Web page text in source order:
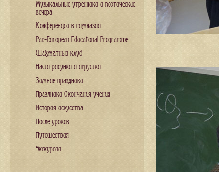
Музыкальные утренники и поэтические
вечера
Конференции в гимназии
Pan-European Educational Programme
Шахматный клуб
Наши рисунки и игрушки
Зимние праздники
Праздники Окончания учения
История искусства
После уроков
Путешествия
Экскурсии